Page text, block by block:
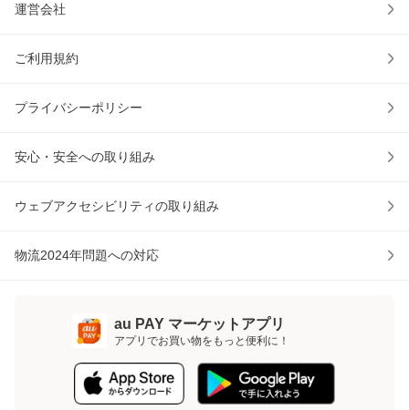
運営会社
ご利用規約
プライバシーポリシー
安心・安全への取り組み
ウェブアクセシビリティの取り組み
物流2024年問題への対応
au PAY マーケットアプリ
アプリでお買い物をもっと便利に！